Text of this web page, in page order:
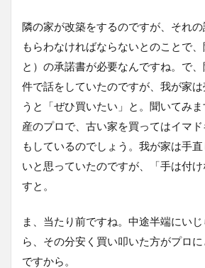
隣の家が改築をするのですが、それ
もらわなければならないとのことで
と）の承諾書が必要なんですね。で
件で話をしていたのですが、我が家
うと「ぜひ買いたい」と。聞いてみ
産のプロで、古い家を買ってはイマ
もしているのでしょう。我が家は手
いと思っていたのですが、「手は付
すと。
ま、当たり前ですね。中途半端にい
ら、その分安く買い叩いた方がプロ
ですから。